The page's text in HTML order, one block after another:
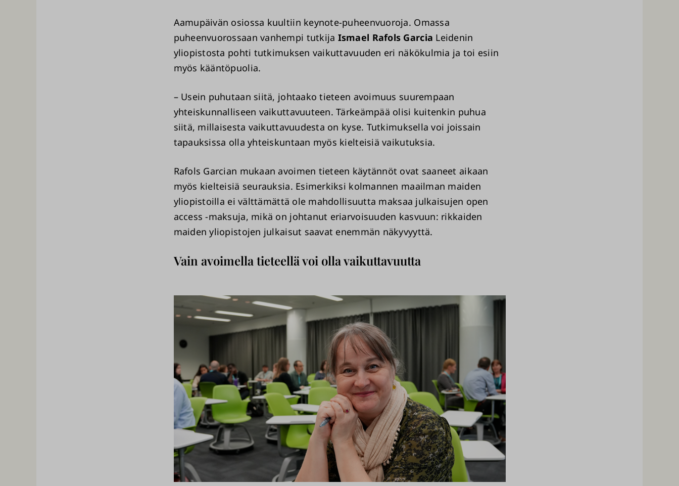
Aamupäivän osiossa kuultiin keynote-puheenvuoroja. Omassa
puheenvuorossaan vanhempi tutkija Ismael Rafols Garcia Leidenin
yliopistosta pohti tutkimuksen vaikuttavuuden eri näkökulmia ja toi esiin
myös kääntöpuolia.
– Usein puhutaan siitä, johtaako tieteen avoimuus suurempaan
yhteiskunnalliseen vaikuttavuuteen. Tärkeämpää olisi kuitenkin puhua
siitä, millaisesta vaikuttavuudesta on kyse. Tutkimuksella voi joissain
tapauksissa olla yhteiskuntaan myös kielteisiä vaikutuksia.
Rafols Garcian mukaan avoimen tieteen käytännöt ovat saaneet aikaan
myös kielteisiä seurauksia. Esimerkiksi kolmannen maailman maiden
yliopistoilla ei välttämättä ole mahdollisuutta maksaa julkaisujen open
access -maksuja, mikä on johtanut eriarvoisuuden kasvuun: rikkaiden
maiden yliopistojen julkaisut saavat enemmän näkyvyyttä.
Vain avoimella tieteellä voi olla vaikuttavuutta